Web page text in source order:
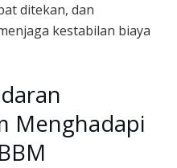
ditekan, dan
kestabilan biaya
Menghadapi